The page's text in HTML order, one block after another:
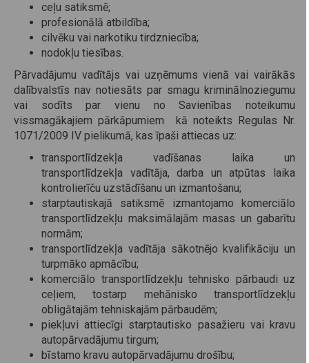
ceļu satiksmē;
profesionālā atbildība;
cilvēku vai narkotiku tirdzniecība;
nodokļu tiesības.
Pārvadājumu vadītājs vai uzņēmums vienā vai vairākās
dalībvalstīs nav notiesāts par smagu kriminālnoziegumu
vai sodīts par vienu no Savienības noteikumu
vissmagākajiem pārkāpumiem kā noteikts Regulas Nr.
1071/2009 IV pielikumā, kas īpaši attiecas uz:
transportlīdzekļa vadīšanas laika un
transportlīdzekļa vadītāja, darba un atpūtas laika
kontrolierīču uzstādīšanu un izmantošanu;
starptautiskajā satiksmē izmantojamo komerciālo
transportlīdzekļu maksimālajām masas un gabarītu
normām;
transportlīdzekļa vadītāja sākotnējo kvalifikāciju un
turpmāko apmācību;
komerciālo transportlīdzekļu tehnisko pārbaudi uz
ceļiem, tostarp mehānisko transportlīdzekļu
obligātajām tehniskajām pārbaudēm;
piekļuvi attiecīgi starptautisko pasažieru vai kravu
autopārvadājumu tirgum;
bīstamo kravu autopārvadājumu drošību;